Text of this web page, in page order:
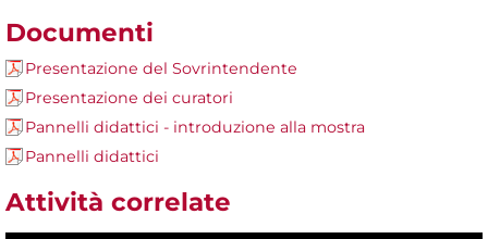
Documenti
Presentazione del Sovrintendente
Presentazione dei curatori
Pannelli didattici - introduzione alla mostra
Pannelli didattici
Attività correlate